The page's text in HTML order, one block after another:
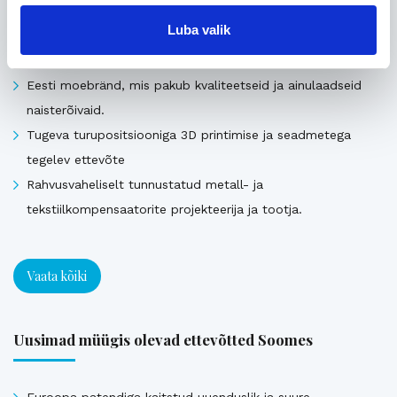
Luba valik
Eesti moebränd, mis pakub kvaliteetseid ja ainulaadseid
naisterõivaid.
Tugeva turupositsiooniga 3D printimise ja seadmetega
tegelev ettevõte
Rahvusvaheliselt tunnustatud metall- ja
tekstiilkompensaatorite projekteerija ja tootja.
Vaata kõiki
Uusimad müügis olevad ettevõtted Soomes